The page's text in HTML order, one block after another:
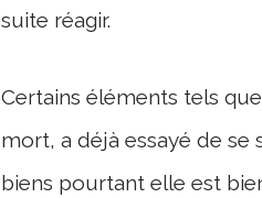
suite réagir.
Certains éléments tels
mort, a déjà essayé de se
biens pourtant elle est